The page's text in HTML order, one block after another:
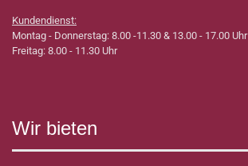
Kundendienst:
Montag - Donnerstag: 8.00 -11.30 & 13.00 - 17.00 Uhr
Freitag: 8.00 - 11.30 Uhr
Wir bieten